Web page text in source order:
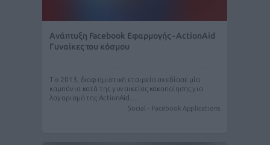
Ανάπτυξη Facebook Εφαρμογής - ActionAid
Γυναίκες του κόσμου
Το 2013, διαφημιστική εταιρεία σχεδίασε μία
καμπάνια κατά της γυναικείας κακοποίησης για
λογαρισμό της ActionAid.…
Social - Facebook Applications